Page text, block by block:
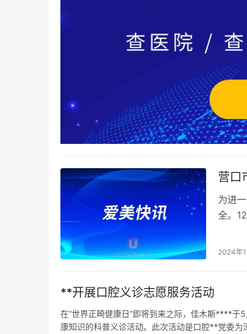
营口
为进
全。
2024年
**开展口腔义诊志愿服务活动
在“世界正畸健康日”即将到来之际，佳木斯****于
康知识的科普义诊活动。此次活动是口腔**党委为